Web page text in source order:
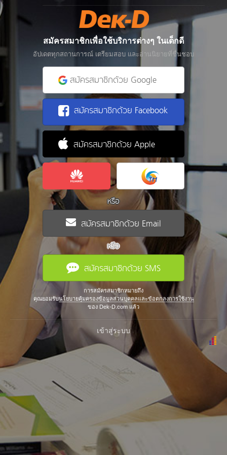
สมัครสมาชิกเพื่อใช้บริการต่างๆ ในเด็กดี
อัปเดตทุกสถานการณ์ เตรียมสอบ และอ่านนิยายที่ชื่นชอบ
สมัครสมาชิกด้วย Google
สมัครสมาชิกด้วย Facebook
สมัครสมาชิกด้วย Apple
หรือ
สมัครสมาชิกด้วย Email
หรือ
สมัครสมาชิกด้วย SMS
การสมัครสมาชิกหมายถึง
คุณยอมรับนโยบายคุ้มครองข้อมูลส่วนบุคคลและข้อตกลงการใช้งาน
ของ Dek-D.com แล้ว
เข้าสู่ระบบ